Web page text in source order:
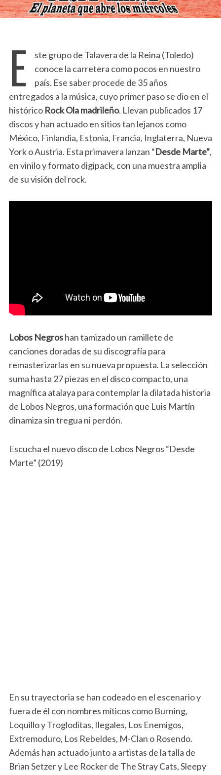
E
ste grupo de Talavera de la Reina (Toledo)
conoce la carretera como pocos en nuestro
país. Ese saber procede de 35 años
entregados a la música, cuyo primer paso se dio en el
históricoRock Ola madrileño. Llevan publicados 17
discos y han actuado en sitios tan lejanos como
México, Finlandia, Estonia, Francia, Inglaterra, Nueva
York o Austria. Esta primavera lanzan “Desde Marte”,
en vinilo y formato digipack, con una muestra amplia
de su visión del rock.
Lobos Negroshan tamizado un ramillete de
canciones doradas de su discografía para
remasterizarlas en su nueva propuesta. La selección
suma hasta 27 piezas en el disco compacto, una
magnífica atalaya para contemplar la dilatada historia
de Lobos Negros, una formación que Luis Martín
dinamiza sin tregua ni perdón.
Escucha el nuevo disco de Lobos Negros “Desde
Marte” (2019)
En su trayectoria se han codeado en el escenario y
fuera de él con nombres míticos como Burning,
Loquillo y Trogloditas, Ilegales, Los Enemigos,
Extremoduro, Los Rebeldes, M-Clan o Rosendo.
Además han actuado junto a artistas de la talla de
Brian Setzer y Lee Rocker de The Stray Cats, Sleepy